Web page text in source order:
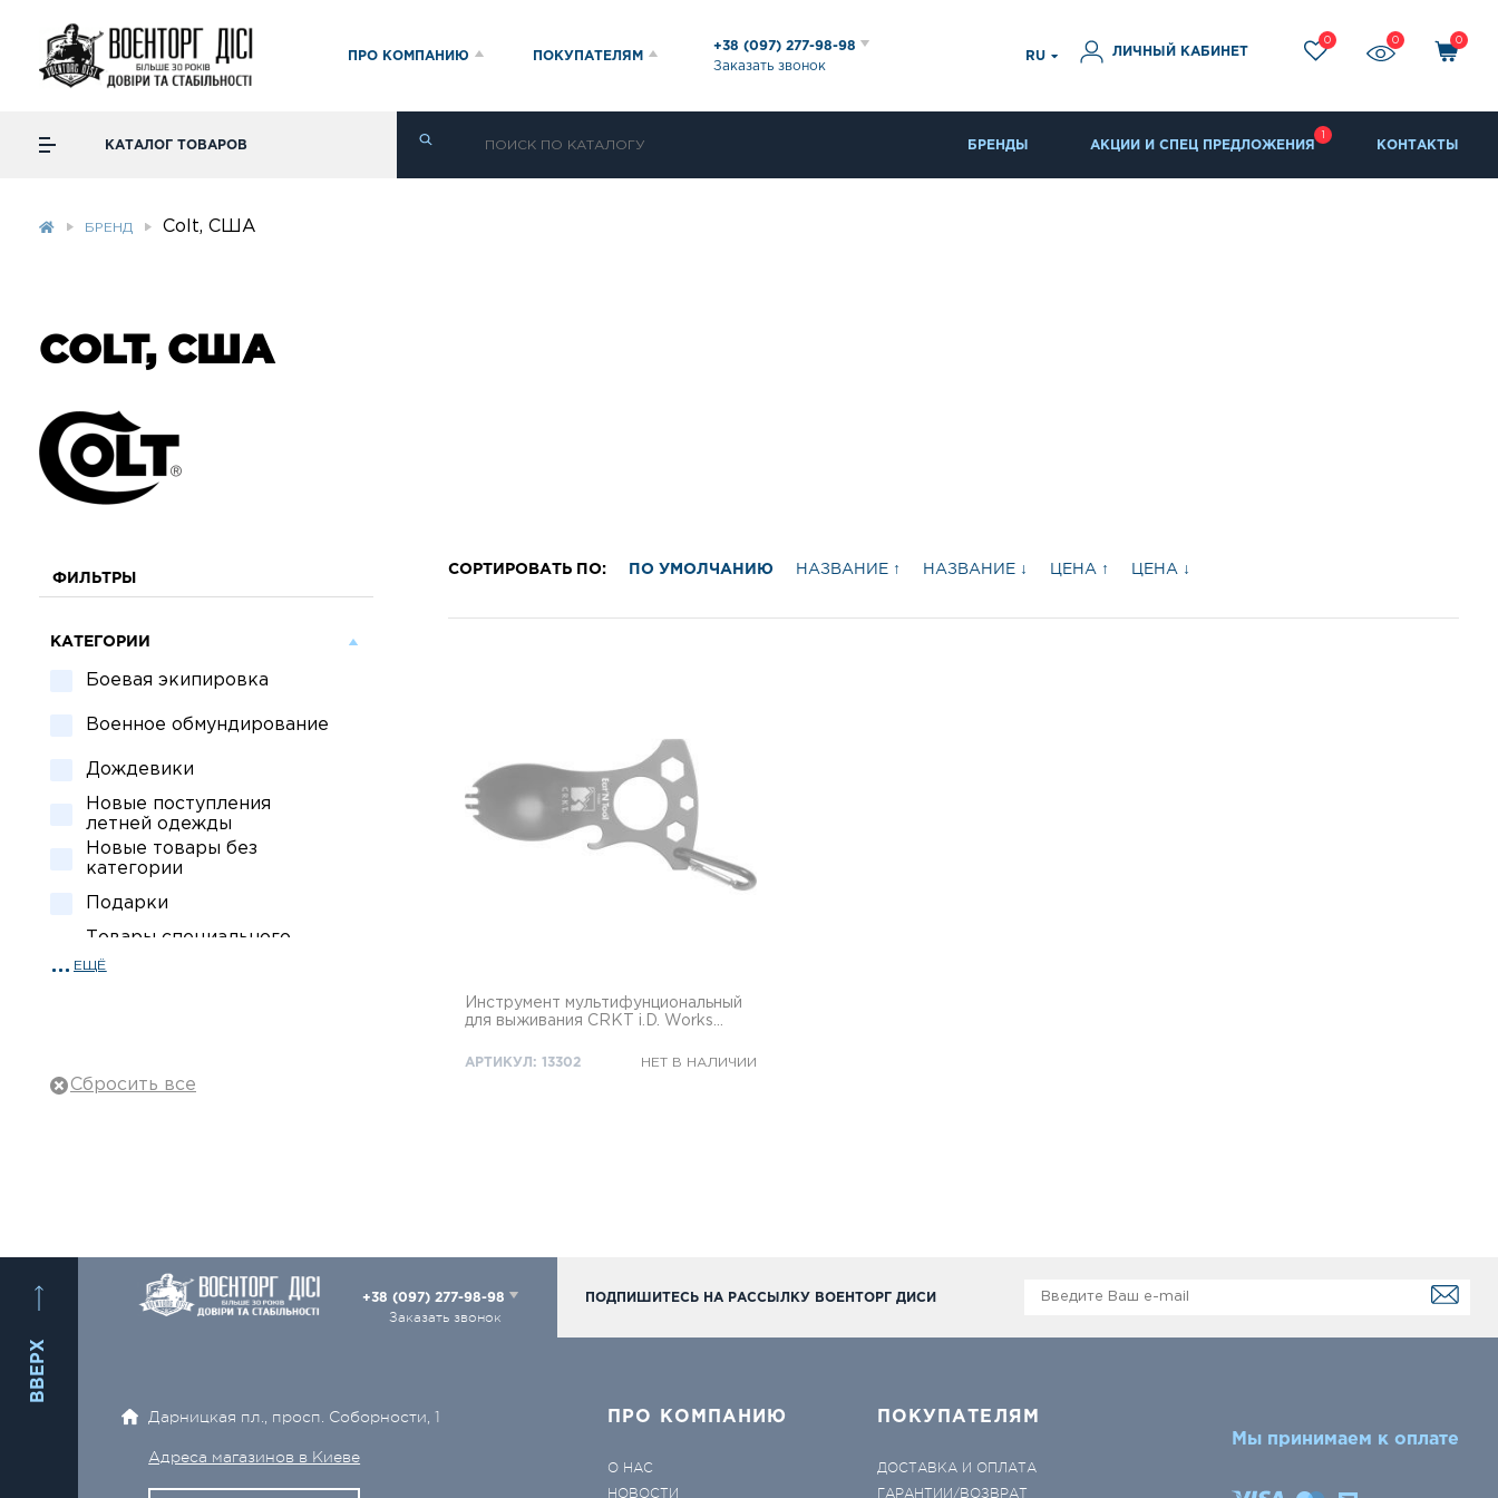
ПРО КОМПАНИЮ ПОКУПАТЕЛЯМ
+38 (097) 277-98-98
Заказать звонок
RU ЛИЧНЫЙ КАБИНЕТ
0 0 0
КАТАЛОГ ТОВАРОВ БРЕНДЫ АКЦИИ И СПЕЦ ПРЕДЛОЖЕНИЯ КОНТАКТЫ
БРЕНД Сolt, США
СOLT, США
ФИЛЬТРЫ
КАТЕГОРИИ
Боевая экипировка
Военное обмундирование
Дождевики
Новые поступления
летней одежды
Новые товары без
категории
Подарки
Товары специального
назначения
Тактическое снаряжение
Охота и туризм
Оружие и Патроны
ЕЩЁ
СОРТИРОВАТЬ ПО: ПО УМОЛЧАНИЮ НАЗВАНИЕ ↑ НАЗВАНИЕ ↓ ЦЕНА ↑ ЦЕНА ↓
Инструмент мультифунциональный
для выживания CRKT i.D. Works
АРТИКУЛ: 13302 НЕТ В НАЛИЧИИ
ВВЕРХ
+38 (097) 277-98-98
Заказать звонок
ПОДПИШИТЕСЬ НА РАССЫЛКУ ВОЕНТОРГ ДИСИ
Дарницкая пл., просп. Соборности, 1
Адреса магазинов в Киеве
ПРО КОМПАНИЮ
О НАС
НОВОСТИ
ПОКУПАТЕЛЯМ
ДОСТАВКА И ОПЛАТА
ГАРАНТИИ/ВОЗВРАТ
Мы принимаем к оплате